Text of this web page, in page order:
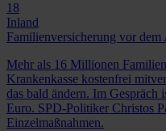
18
Inland
Familienversicherung vor dem
Mehr als 16 Millionen
Krankenkasse kostenfrei
das bald ändern. Im
Euro. SPD-Politiker Christos
Einzelmaßnahmen.